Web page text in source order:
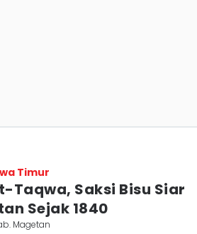
Timur
Taqwa, Saksi Bisu Siar
Sejak 1840
Magetan